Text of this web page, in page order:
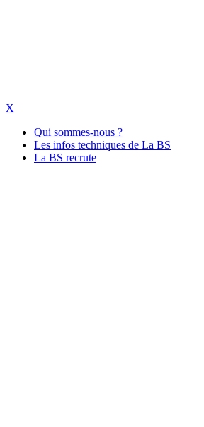
X
Qui sommes-nous ?
Les infos techniques de La BS
La BS recrute